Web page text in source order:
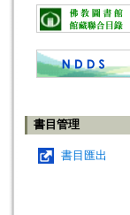
書目管理
書目匯出